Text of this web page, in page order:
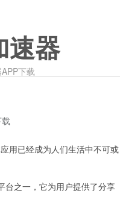
速器
下载
已经成为人们生活中不可或
之一，它为用户提供了分享